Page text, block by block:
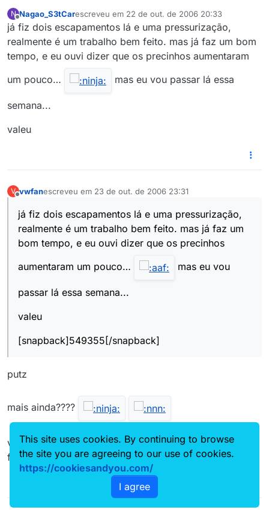
N
Offline
Nagao_S3tCarescreveu em 22 de out. de 2006 20:33
última edição por
já fiz dois escapamentos lá e uma pressurização,
realmente é um trabalho bem feito. mas já faz um bom
tempo, e eu ouvi dizer que os precinhos aumentaram
um pouco…
mas eu vou passar lá essa
semana...
valeu
V vwfanescreveu em 23 de out. de 2006 23:31
última edição por
já fiz dois escapamentos lá e uma pressurização,
realmente é um trabalho bem feito. mas já faz um
bom tempo, e eu ouvi dizer que os precinhos
aumentaram um pouco…
mas eu vou
passar lá essa semana...
valeu
[snapback]549355[/snapback]
putz
mais ainda????
vou apelar entao.. meu proximo carro vai ter escape
feito em casa.. e um abra
This site uses cookies. By continuing to browse
the site you are agreeing to our use of cookies.
https://cookiesandyou.com/
I agree